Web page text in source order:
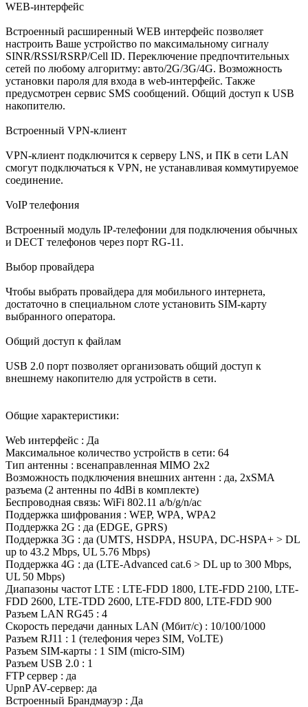
WEB-интерфейс
Встроенный расширенный WEB интерфейс позволяет
настроить Ваше устройство по максимальному сигналу
SINR/RSSI/RSRP/Cell ID. Переключение предпочтительных
сетей по любому алгоритму: авто/2G/3G/4G. Возможность
установки пароля для входа в web-интерфейс. Также
предусмотрен сервис SMS сообщений. Общий доступ к USB
накопителю.
Встроенный VPN-клиент
VPN-клиент подключится к серверу LNS, и ПК в сети LAN
смогут подключаться к VPN, не устанавливая коммутируемое
соединение.
VoIP телефония
Встроенный модуль IP-телефонии для подключения обычных
и DECT телефонов через порт RG-11.
Выбор провайдера
Чтобы выбрать провайдера для мобильного интернета,
достаточно в специальном слоте установить SIM-карту
выбранного оператора.
Общий доступ к файлам
USB 2.0 порт позволяет организовать общий доступ к
внешнему накопителю для устройств в сети.
Общие характеристики:
Web интерфейс : Да
Максимальное количество устройств в сети: 64
Тип антенны : всенаправленная MIMO 2x2
Возможность подключения внешних антенн : да, 2xSMA
разъема (2 антенны по 4dBi в комплекте)
Беспроводная связь: WiFi 802.11 a/b/g/n/ac
Поддержка шифрования : WEP, WPA, WPA2
Поддержка 2G : да (EDGE, GPRS)
Поддержка 3G : да (UMTS, HSDPA, HSUPA, DC-HSPA+ > DL
up to 43.2 Mbps, UL 5.76 Mbps)
Поддержка 4G : да (LTE-Advanced cat.6 > DL up to 300 Mbps,
UL 50 Mbps)
Диапазоны частот LTE : LTE-FDD 1800, LTE-FDD 2100, LTE-
FDD 2600, LTE-TDD 2600, LTE-FDD 800, LTE-FDD 900
Разъем LAN RG45 : 4
Скорость передачи данных LAN (Мбит/с) : 10/100/1000
Разъем RJ11 : 1 (телефония через SIM, VoLTE)
Разъем SIM-карты : 1 SIM (micro-SIM)
Разъем USB 2.0 : 1
FTP сервер : да
UpnP AV-сервер: да
Встроенный Брандмауэр : Да